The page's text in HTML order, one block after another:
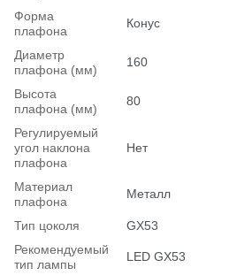
Форма
плафона
Конус
Диаметр
плафона (мм)
160
Высота
плафона (мм)
80
Регулируемый
угол наклона
плафона
Нет
Материал
плафона
Металл
Тип цоколя
GX53
Рекомендуемый
тип лампы
LED GX53